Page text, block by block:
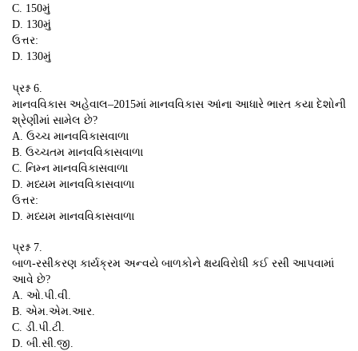
C. 150મું
D. 130મું
ઉત્તર:
D. 130મું
પ્રશ્ન 6.
માનવવિકાસ અહેવાલ–2015માં માનવવિકાસ આંના આધારે ભારત કયા દેશોની
શ્રેણીમાં સામેલ છે?
A. ઉચ્ચ માનવવિકાસવાળા
B. ઉચ્ચતમ માનવવિકાસવાળા
C. નિમ્ન માનવવિકાસવાળા
D. મધ્યમ માનવવિકાસવાળા
ઉત્તર:
D. મધ્યમ માનવવિકાસવાળા
પ્રશ્ન 7.
બાળ-રસીકરણ કાર્યક્રમ અન્વયે બાળકોને ક્ષયવિરોધી કઈ રસી આપવામાં
આવે છે?
A. ઓ.પી.વી.
B. એમ.એમ.આર.
C. ડી.પી.ટી.
D. બી.સી.જી.